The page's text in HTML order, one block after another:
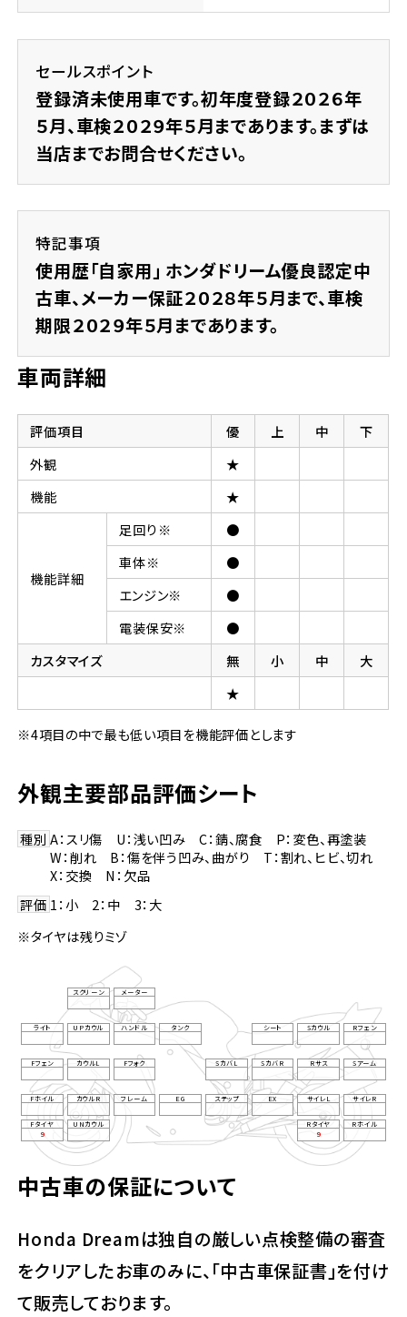
セールスポイント
登録済未使用車です。初年度登録２０２６年
５月、車検２０２９年５月まであります。まずは
当店までお問合せください。
特記事項
使用歴「自家用」 ホンダドリーム優良認定中
古車、メーカー保証２０２８年５月まで、車検
期限２０２９年５月まであります。
車両詳細
評価項目 優 上 中
下
外観
★
機能
★
機能詳細
足回り※
●
車体※
●
エンジン※
●
電装保安※
●
カスタマイズ
無 小 中
大
★
※4項目の中で最も低い項目を機能評価とします
外観主要部品評価シート
種別 A：スリ傷 U：浅い凹み C：錆、腐食 P：変色、再塗装
W：削れ B：傷を伴う凹み、曲がり T：割れ、ヒビ、切れ
X：交換 N：欠品
評価 1：小 2：中 3：大
※タイヤは残りミゾ
スクリーン メーター
ライト UPカウル ハンドル タンク シート Sカウル Rフェン
Fフェン カウルL Fフォク SカバL SカバR Rサス Sアーム
Fホイル カウルR フレーム EG ステップ EX サイレL サイレR
Fタイヤ
9
UNカウル
Rタイヤ
9
Rホイル
中古車の保証について
Honda Dreamは独自の厳しい点検整備の審査
をクリアしたお車のみに、「中古車保証書」を付け
て販売しております。
茨城県
ホンダドリーム 水戸北